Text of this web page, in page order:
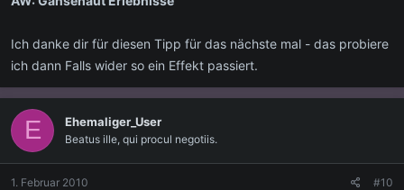
Ich danke dir für diesen Tipp für das nächste mal - das probiere
ich dann Falls wider so ein Effekt passiert.
E Ehemaliger_User
Beatus ille, qui procul negotiis.
1. Februar 2010 #10